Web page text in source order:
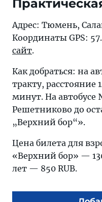
Адрес: Тюмень,
Координаты GPS:
сайт.
Как добраться: на
тракту, расстояние
минут. На
Решетниково до
„Верхний бор“».
Цена билета для
«Верхний бор» —
лет — 850 RUB.